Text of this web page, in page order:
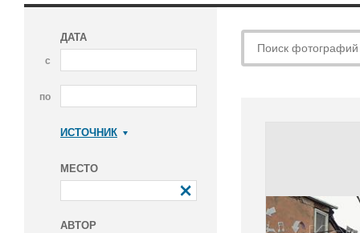
ДАТА
с
по
ИСТОЧНИК
МЕСТО
АВТОР